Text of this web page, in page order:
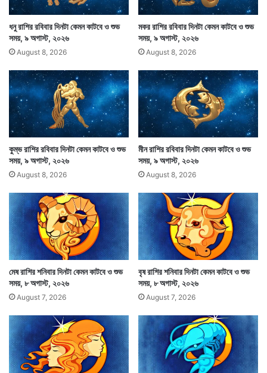
করবে। দেহও উৎপাতসূচক। উদ্বেগের মধ্যে দিয়ে কিছু অর্থ
আসবে তবে কিছু আর্থিক ক্ষতিও হবে। কোনও ঘটনা ভুল বোঝাবুঝি
ও মানসিক শান্তি নষ্ট করব। বাইরে বেড়াতে যেতে পারেন। গৃহে
আত্মীয়ের আগমন ও পরিচিতের গৃহে নিমন্ত্রিত হতে পারেন।
অপ্রত্যাশিত অর্থ হাতে আসবে। প্রণয় যোগাযোগ ভুল বোঝাবুঝি
ও অশান্তির সৃষ্টি করবে। অর্থলাভ ও কোনও যোগাযোগ হঠাৎ
ব্যর্থতা আনতে পারে।
প্রতিদিন সারাদিনের মধ্যে মাঝে মাঝে কিছুটা ভালো সময় থাকে।
যে সময়টা শুভকাজের পক্ষে শুভদায়ক। সেই সময়ের মধ্যে শুভকাজ
ধনু রাশির রবিবার দিনটা কেমন কাটবে ও শুভ
সময়, ৯ অগাস্ট, ২০২৬
August 8, 2026
মকর রাশির রবিবার দিনটা কেমন কাটবে ও শুভ
সময়, ৯ অগাস্ট, ২০২৬
August 8, 2026
কুম্ভ রাশির রবিবার দিনটা কেমন কাটবে ও শুভ
সময়, ৯ অগাস্ট, ২০২৬
August 8, 2026
মীন রাশির রবিবার দিনটা কেমন কাটবে ও শুভ
সময়, ৯ অগাস্ট, ২০২৬
August 8, 2026
মেষ রাশির শনিবার দিনটা কেমন কাটবে ও শুভ
সময়, ৮ অগাস্ট, ২০২৬
August 7, 2026
বৃষ রাশির শনিবার দিনটা কেমন কাটবে ও শুভ
সময়, ৮ অগাস্ট, ২০২৬
August 7, 2026